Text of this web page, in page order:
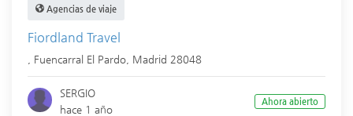
Agencias de viaje
Fiordland Travel
Fuencarral El Pardo Madrid 28048
SERGIO
hace 1 año
Ahora abierto